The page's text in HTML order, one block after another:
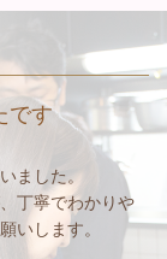
です
ました。
丁寧でわかりや
いします。